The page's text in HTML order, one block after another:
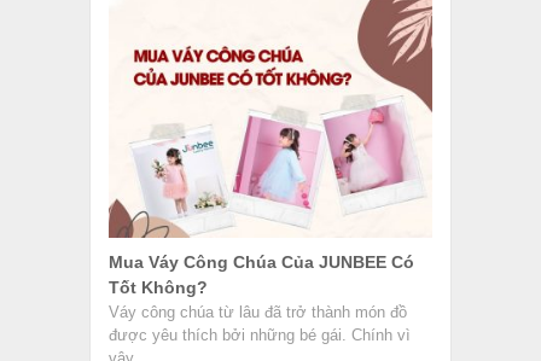
Review Nhân Viên Chứng Từ Xuất
Nhập Khẩu
Nhân viên chứng từ xuất nhập khẩu là một vị
trí công việc trong lĩnh vực xuất nhập khẩu
và...